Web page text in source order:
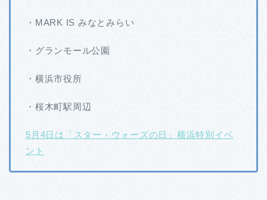
・MARK IS みなとみらい
・グランモール公園
・横浜市役所
・桜木町駅周辺
5月4日は「スター・ウォーズの日」横浜特別イベ
ント